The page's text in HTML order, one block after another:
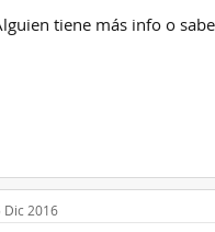
tiene más info o
Dic 2016